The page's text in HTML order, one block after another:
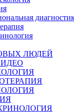
ЛЮДЕЙ